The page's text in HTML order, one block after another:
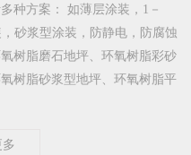
种方案 ： 如薄层涂装，1－
砂浆型涂装，防静电，防腐蚀
树脂磨石地坪、环氧树脂彩砂
树脂砂浆型地坪、环氧树脂平